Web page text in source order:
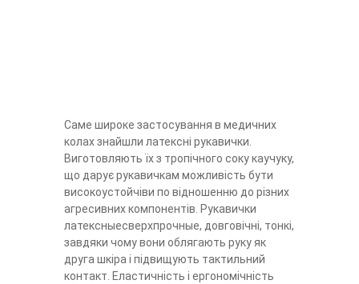
Саме широке застосування в медичних
колах знайшли латексні рукавички.
Виготовляють їх з тропічного соку каучуку,
що дарує рукавичкам можливість бути
високоустойчіви по відношенню до різних
агресивних компонентів. Рукавички
латексныесверхпрочные, довговічні, тонкі,
завдяки чому вони облягають руку як
друга шкіра і підвищують тактильний
контакт. Еластичність і ергономічність